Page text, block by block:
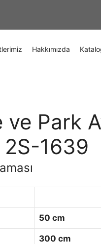
Hakkımızda
ve Park
2S-1639
50 cm
300 cm